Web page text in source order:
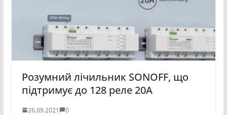
Розумний лічильник SONOFF, що
підтримує до 128 реле 20А
26.09.2021 0